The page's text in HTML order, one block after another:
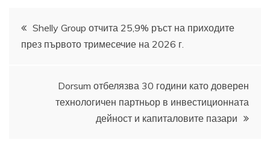
Навигация
Shelly Group отчита 25,9% ръст на приходите
през първото тримесечие на 2026 г.
Dorsum отбелязва 30 години като доверен
технологичен партньор в инвестиционната
дейност и капиталовите пазари